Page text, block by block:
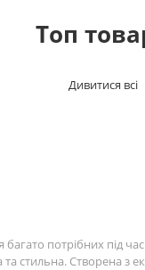
Топ
Дивитися всі
потрібних під
стильна. Створена з